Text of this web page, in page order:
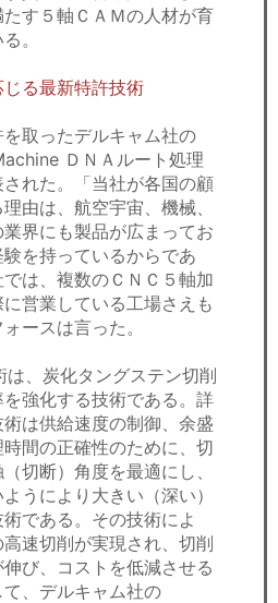
す５軸ＣＡＭの人材が育
。
る最新特許技術
取ったデルキャム社の
ＤＮＡルート処理
れた。「当社が各国の顧
由は、航空宇宙、機械、
界にも製品が広まってお
を持っているからであ
は、複数のＣＮＣ５軸加
営業している工場さえも
ースは言った。
、炭化タングステン切削
強化する技術である。詳
は供給速度の制御、余盛
間の正確性のために、切
切断）角度を最適にし、
うにより大きい（深い）
である。その技術によ
速切削が実現され、切削
び、コストを低減させる
、デルキャム社の